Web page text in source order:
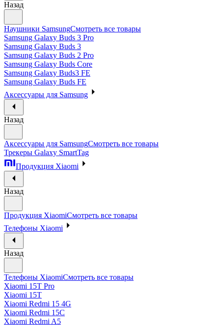
Назад
Наушники SamsungСмотреть все товары
Samsung Galaxy Buds 3 Pro
Samsung Galaxy Buds 3
Samsung Galaxy Buds 2 Pro
Samsung Galaxy Buds Core
Samsung Galaxy Buds3 FE
Samsung Galaxy Buds FE
Аксессуары для Samsung
Назад
Аксессуары для SamsungСмотреть все товары
Трекеры Galaxy SmartTag
Продукция Xiaomi
Назад
Продукция XiaomiСмотреть все товары
Телефоны Xiaomi
Назад
Телефоны XiaomiСмотреть все товары
Xiaomi 15T Pro
Xiaomi 15T
Xiaomi Redmi 15 4G
Xiaomi Redmi 15C
Xiaomi Redmi A5